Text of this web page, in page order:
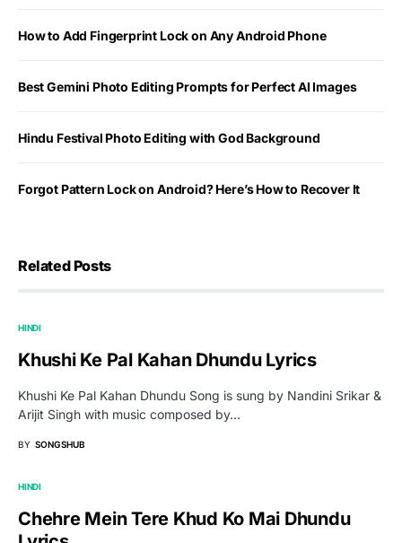
How to Add Fingerprint Lock on Any Android Phone
Best Gemini Photo Editing Prompts for Perfect AI Images
Hindu Festival Photo Editing with God Background
Forgot Pattern Lock on Android? Here’s How to Recover It
Related Posts
HINDI
Khushi Ke Pal Kahan Dhundu Lyrics
Khushi Ke Pal Kahan Dhundu Song is sung by Nandini Srikar &
Arijit Singh with music composed by…
BY SONGSHUB
HINDI
Chehre Mein Tere Khud Ko Mai Dhundu